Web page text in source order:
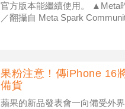
官方版本能繼續使用。 ▲Meta
／翻攝自 Meta Spark
果粉注意！傳iPhone 16
備貨
蘋果的新品發表會一向備受外